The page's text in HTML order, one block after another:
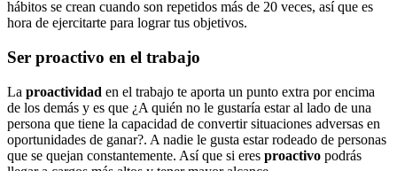
hábitos se crean cuando son repetidos más de 20 veces, así que es
hora de ejercitarte para lograr tus objetivos.
Ser proactivo en el trabajo
La proactividad en el trabajo te aporta un punto extra por encima
de los demás y es que ¿A quién no le gustaría estar al lado de una
persona que tiene la capacidad de convertir situaciones adversas en
oportunidades de ganar?. A nadie le gusta estar rodeado de personas
que se quejan constantemente. Así que si eres proactivo podrás